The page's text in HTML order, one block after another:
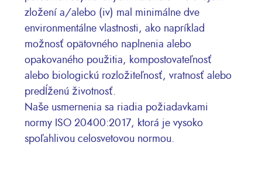
zložení a/alebo (iv) mal minimálne dve
environmentálne vlastnosti, ako napríklad
možnosť opätovného naplnenia alebo
opakovaného použitia, kompostovateľnosť
alebo biologickú rozložiteľnosť, vratnosť alebo
predĺženú životnosť.
Naše usmernenia sa riadia požiadavkami
normy ISO 20400:2017, ktorá je vysoko
spoľahlivou celosvetovou normou.